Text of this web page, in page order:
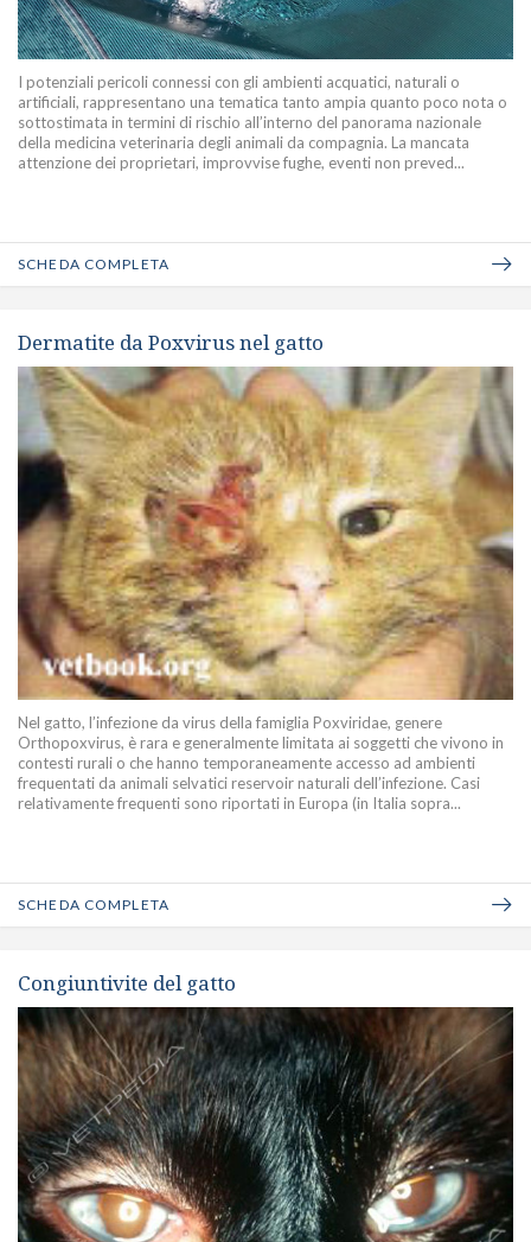
I potenziali pericoli connessi con gli ambienti acquatici, naturali o
artificiali, rappresentano una tematica tanto ampia quanto poco nota o
sottostimata in termini di rischio all’interno del panorama nazionale
della medicina veterinaria degli animali da compagnia. La mancata
attenzione dei proprietari, improvvise fughe, eventi non preved...
SCHEDA COMPLETA
Dermatite da Poxvirus nel gatto
Nel gatto, l’infezione da virus della famiglia Poxviridae, genere
Orthopoxvirus, è rara e generalmente limitata ai soggetti che vivono in
contesti rurali o che hanno temporaneamente accesso ad ambienti
frequentati da animali selvatici reservoir naturali dell’infezione. Casi
relativamente frequenti sono riportati in Europa (in Italia sopra...
SCHEDA COMPLETA
Congiuntivite del gatto